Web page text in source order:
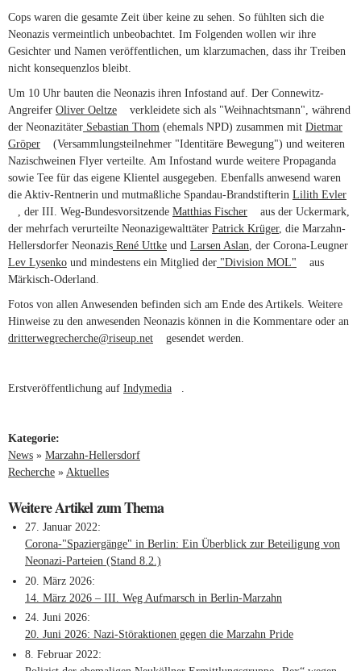
Cops waren die gesamte Zeit über keine zu sehen. So fühlten sich die
Neonazis vermeintlich unbeobachtet. Im Folgenden wollen wir ihre
Gesichter und Namen veröffentlichen, um klarzumachen, dass ihr Treiben
nicht konsequenzlos bleibt.
Um 10 Uhr bauten die Neonazis ihren Infostand auf. Der Connewitz-
Angreifer Oliver Oeltze (link is external)
verkleidete sich als "Weihnachtsmann", während
der Neonazitäter Sebastian Thom (ehemals NPD) zusammen mit Dietmar
Gröper (link is external)
(Versammlungsteilnehmer "Identitäre Bewegung") und weiteren
Nazischweinen Flyer verteilte. Am Infostand wurde weitere Propaganda
sowie Tee für das eigene Klientel ausgegeben. Ebenfalls anwesend waren
die Aktiv-Rentnerin und mutmaßliche Spandau-Brandstifterin Lilith Evler
(link is external)
, der III. Weg-Bundesvorsitzende Matthias Fischer (link is external)
aus der Uckermark,
der mehrfach verurteilte Neonazigewalttäter Patrick Krüger, die Marzahn-
Hellersdorfer Neonazis René Uttke und Larsen Aslan, der Corona-Leugner
Lev Lysenko und mindestens ein Mitglied der "Division MOL" (link is
aus
Märkisch-Oderland.
Fotos von allen Anwesenden befinden sich am Ende des Artikels. Weitere
Hinweise zu den anwesenden Neonazis können in die Kommentare oder an
dritterwegrecherche@riseup.net (link sends e-mail)
gesendet werden.
Erstveröffentlichung auf Indymedia (link is external)
.
Kategorie:
News » Marzahn-Hellersdorf
Recherche » Aktuelles
Weitere Artikel zum Thema
27. Januar 2022
Corona-"Spaziergänge" in Berlin: Ein Überblick zur Beteiligung von
Neonazi-Parteien (Stand 8.2.)
20. März 2026
14. März 2026 – III. Weg Aufmarsch in Berlin-Marzahn
24. Juni 2026
20. Juni 2026: Nazi-Störaktionen gegen die Marzahn Pride
8. Februar 2022